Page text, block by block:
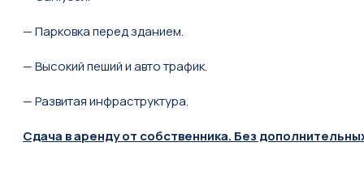
— Парковка перед зданием.
— Высокий пеший и авто трафик.
— Развитая инфраструктура.
Сдача в аренду от собственника. Без